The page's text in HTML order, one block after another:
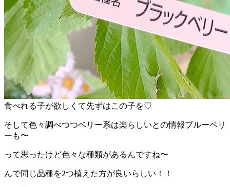
食べれる子が欲しくて先ずはこの子を♡
そして色々調べつつベリー系は楽らしいとの情報ブルーベリ
ーも〜
って思ったけど色々な種類があるんですね〜
んで同じ品種を2つ植えた方が良いらしい！！